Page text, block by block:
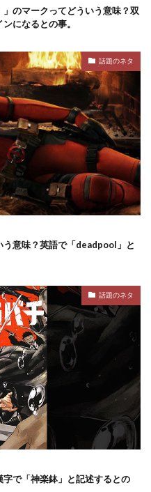
のマークってどういう意味？双
になるとの事。
話題のネタ
う意味？英語で「deadpool」と
話題のネタ
字で「神楽鉢」と記述するとの